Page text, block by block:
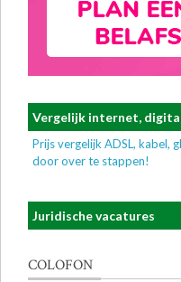
Vergelijk internet,
Prijs vergelijk ADSL, kabel,
door over te stappen!
Juridische vacatures
COLOFON